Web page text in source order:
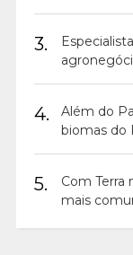
3.
4.
Além do
biomas do
5.
Com Terra
mais